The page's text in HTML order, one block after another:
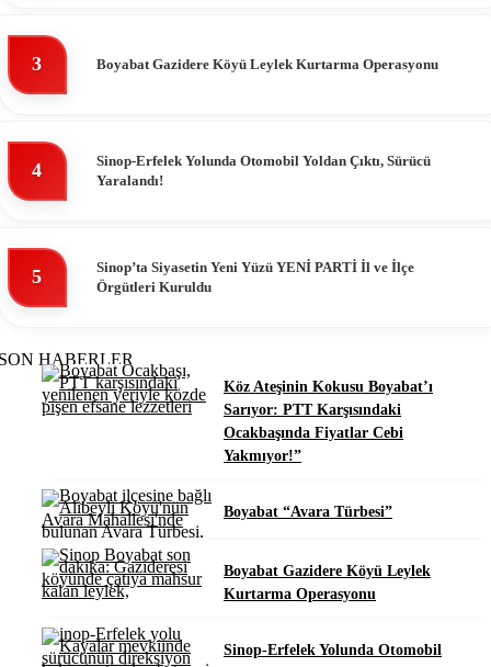
3 Boyabat Gazidere Köyü Leylek Kurtarma Operasyonu
4
Sinop-Erfelek Yolunda Otomobil Yoldan Çıktı, Sürücü
Yaralandı!
5
Sinop’ta Siyasetin Yeni Yüzü YENİ PARTİ İl ve İlçe
Örgütleri Kuruldu
HABERLER
Köz Ateşinin Kokusu Boyabat’ı
Sarıyor: PTT Karşısındaki
Ocakbaşında Fiyatlar Cebi
Yakmıyor!”
Boyabat “Avara Türbesi”
Boyabat Gazidere Köyü Leylek
Kurtarma Operasyonu
Sinop-Erfelek Yolunda Otomobil